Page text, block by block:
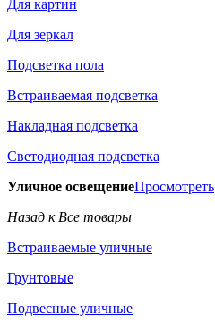
Для картин
Для зеркал
Подсветка пола
Встраиваемая подсветка
Накладная подсветка
Светодиодная подсветка
Уличное освещениеПросмотреть
Назад к Все товары
Встраиваемые уличные
Грунтовые
Подвесные уличные